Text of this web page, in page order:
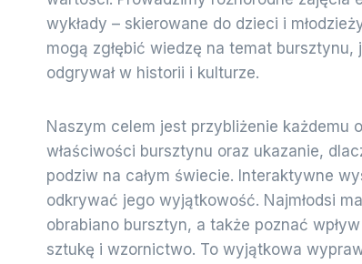
wykłady – skierowane do dzieci i
mogą zgłębić wiedzę na temat bursztynu,
odgrywał w historii i kulturze.
Naszym celem jest przybliżenie każdemu
właściwości bursztynu oraz ukazanie,
podziw na całym świecie. Interaktywne
odkrywać jego wyjątkowość. Najmłodsi
obrabiano bursztyn, a także poznać
sztukę i wzornictwo. To wyjątkowa